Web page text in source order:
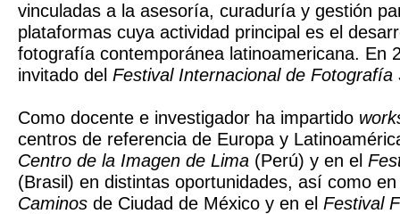
vinculadas a la asesoría, curaduría y gestión
plataformas cuya actividad principal es el
fotografía contemporánea latinoamericana. En
invitado del Festival Internacional de Fotografía
Como docente e investigador ha impartido
centros de referencia de Europa y
Centro de la Imagen de Lima (Perú) y en el
(Brasil) en distintas oportunidades, así como
Caminos de Ciudad de México y en el Festival